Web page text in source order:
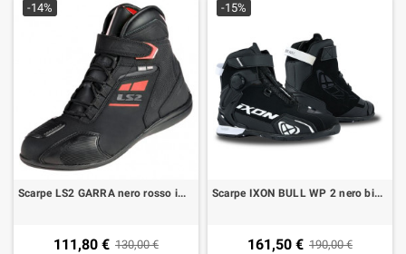
-14%
Scarpe LS2 GARRA nero rosso impermeabile
111,80 € 130,00 €
-15%
Scarpe IXON BULL WP 2 nero bianco
161,50 € 190,00 €